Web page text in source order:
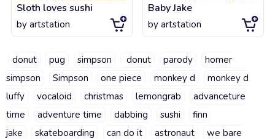
Sloth loves sushi
by artstation
Baby Jake
by artstation
donut pug simpson donut parody
homer
simpson
Simpson one piece monkey d
monkey d
luffy
vocaloid christmas lemongrab
advanceture
time
adventure time dabbing sushi
finn
jake
skateboarding can do it astronaut
we bare